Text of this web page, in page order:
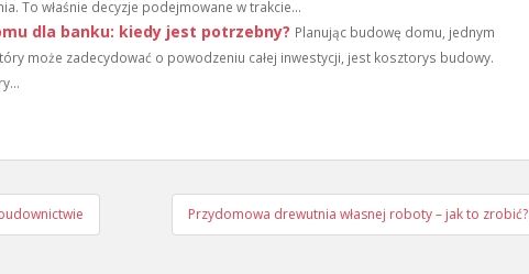
To właśnie decyzje podejmowane w trakcie...
dla banku: kiedy jest potrzebny? Planując budowę domu, jednym
może zadecydować o powodzeniu całej inwestycji, jest kosztorys budowy.
Przydomowa drewutnia własnej roboty – jak to zrobić?